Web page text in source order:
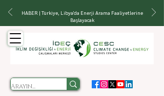
HABER | Türkiye, Libya'da Enerji Arama Faaliyetlerine
Başlayacak